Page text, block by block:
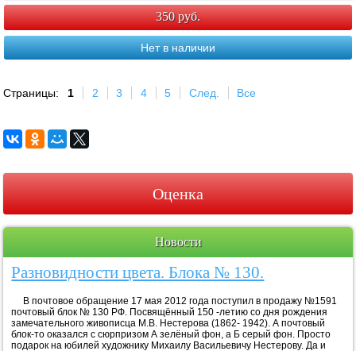
350 руб.
Нет в наличии
Страницы: 1 2 3 4 5 След. Все
Оценка
Новости
Разновидности цвета. Блока № 130.
В почтовое обращение 17 мая 2012 года поступил в продажу №1591
почтовый блок № 130 РФ. Посвящённый 150 -летию со дня рождения
замечательного живописца М.В. Нестерова (1862- 1942). А почтовый
блок-то оказался с сюрпризом А зелёный фон, а Б серый фон. Просто
подарок на юбилей художнику Михаилу Васильевичу Нестерову. Да и